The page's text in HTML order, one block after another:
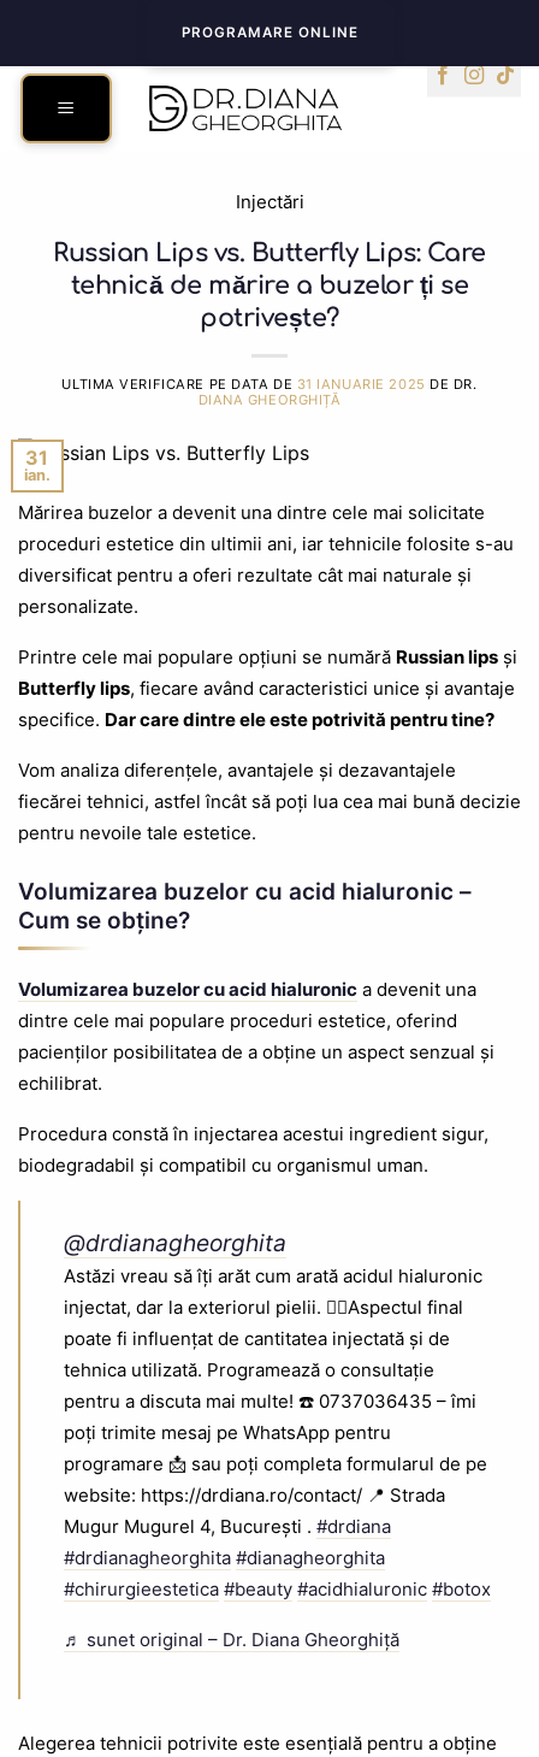
content
PROGRAMARE ONLINE
Injectări
Russian Lips vs. Butterfly Lips: Care
tehnică de mărire a buzelor ți se
potrivește?
ULTIMA VERIFICARE PE DATA DE 31 IANUARIE 2025 DE DR.
DIANA GHEORGHIȚĂ
31
ian.
Mărirea buzelor a devenit una dintre cele mai solicitate
proceduri estetice din ultimii ani, iar tehnicile folosite s-au
diversificat pentru a oferi rezultate cât mai naturale și
personalizate.
Printre cele mai populare opțiuni se numără Russian lips și
Butterfly lips, fiecare având caracteristici unice și avantaje
specifice. Dar care dintre ele este potrivită pentru tine?
Vom analiza diferențele, avantajele și dezavantajele
fiecărei tehnici, astfel încât să poți lua cea mai bună decizie
pentru nevoile tale estetice.
Volumizarea buzelor cu acid hialuronic –
Cum se obține?
Volumizarea buzelor cu acid hialuronic a devenit una
dintre cele mai populare proceduri estetice, oferind
pacienților posibilitatea de a obține un aspect senzual și
echilibrat.
Procedura constă în injectarea acestui ingredient sigur,
biodegradabil și compatibil cu organismul uman.
@drdianagheorghita
Astăzi vreau să îți arăt cum arată acidul hialuronic
injectat, dar la exteriorul pielii. 👉🏻Aspectul final
poate fi influențat de cantitatea injectată și de
tehnica utilizată. Programează o consultație
pentru a discuta mai multe! ☎️ 0737036435 – îmi
poți trimite mesaj pe WhatsApp pentru
programare 📩 sau poți completa formularul de pe
website: https://drdiana.ro/contact/ 📍 Strada
Mugur Mugurel 4, București . #drdiana
#drdianagheorghita #dianagheorghita
#chirurgieestetica #beauty #acidhialuronic #botox
♬ sunet original – Dr. Diana Gheorghiță
Alegerea tehnicii potrivite este esențială pentru a obține